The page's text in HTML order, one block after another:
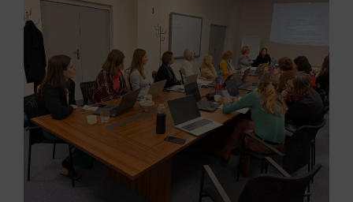
odovzdal
štafetu
novým
členom